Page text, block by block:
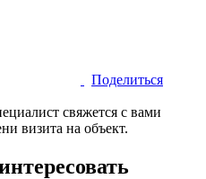
Поделиться
свяжется с вами
визита на объект.